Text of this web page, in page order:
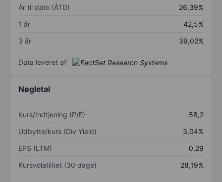
År til dato (ÅTD)
26,39%
1 år
42,5%
3 år
39,02%
Data leveret af
Nøgletal
Kurs/Indtjening (P/E)
58,2
Udbytte/kurs (Div Yield)
3,04%
EPS (LTM)
0,29
Kursvolatilitet (30 dage)
28,19%